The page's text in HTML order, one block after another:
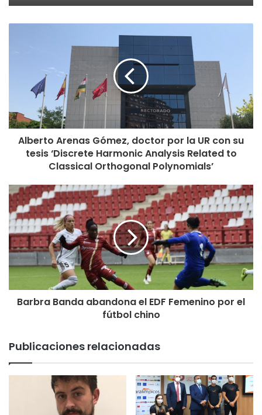
Alberto Arenas Gómez, doctor por la UR con su
tesis ‘Discrete Harmonic Analysis Related to
Classical Orthogonal Polynomials’
Barbra Banda abandona el EDF Femenino por el
fútbol chino
Publicaciones relacionadas